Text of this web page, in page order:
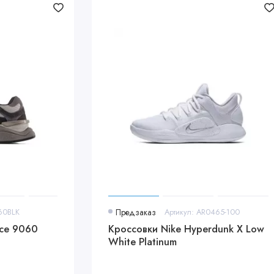
9060
Предзаказ Артикул: AR0465-100
Кроссовки Nike Hyperdunk X Low
White Platinum